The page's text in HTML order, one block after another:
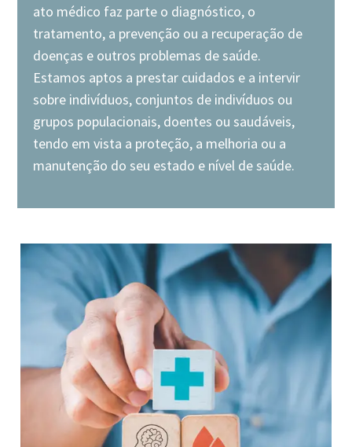
ato médico faz parte o diagnóstico, o
tratamento, a prevenção ou a recuperação de
doenças e outros problemas de saúde.
Estamos aptos a prestar cuidados e a intervir
sobre indivíduos, conjuntos de indivíduos ou
grupos populacionais, doentes ou saudáveis,
tendo em vista a proteção, a melhoria ou a
manutenção do seu estado e nível de saúde.